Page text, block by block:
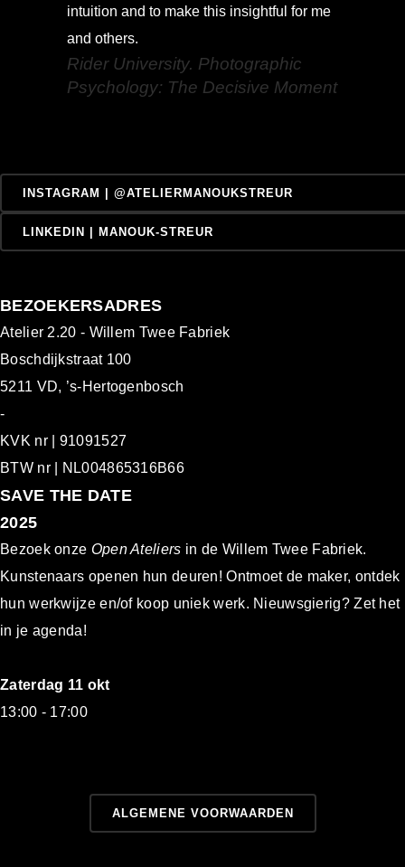
intuition and to make this insightful for me
and others.
Rider University. Photographic
Psychology: The Decisive Moment
INSTAGRAM | @ATELIERMANOUKSTREUR
LINKEDIN | MANOUK-STREUR
BEZOEKERSADRES
Atelier 2.20 - Willem Twee Fabriek
Boschdijkstraat 100
5211 VD, ’s-Hertogenbosch
-
KVK nr | 91091527
BTW nr | NL004865316B66
SAVE THE DATE
2025
Bezoek onze Open Ateliers in de Willem Twee Fabriek.
Kunstenaars openen hun deuren! Ontmoet de maker, ontdek
hun werkwijze en/of koop uniek werk. Nieuwsgierig? Zet het
in je agenda!
Zaterdag 11 okt
13:00 - 17:00
ALGEMEN E VOORWAARDEN